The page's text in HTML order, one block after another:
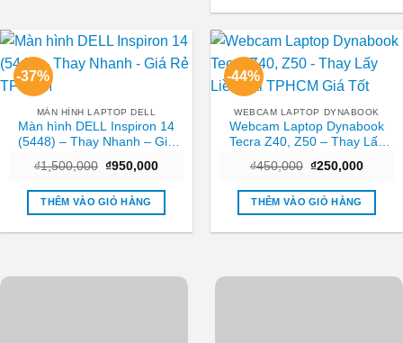
-37%
MÀN HÌNH LAPTOP DELL
Màn hình DELL Inspiron 14
(5448) – Thay Nhanh – Giá
₫1,500,000 Giá
là:
₫1,500,000.
₫950,000Giá
tại
₫950,000.
THÊM VÀO GIỎ HÀNG
-44%
WEBCAM LAPTOP DYNABOOK
Webcam Laptop Dynabook
Tecra Z40, Z50 – Thay Lấy
₫450,000 Giá
là:
₫450,000.
₫250,000Giá
tại
THÊM VÀO GIỎ HÀNG